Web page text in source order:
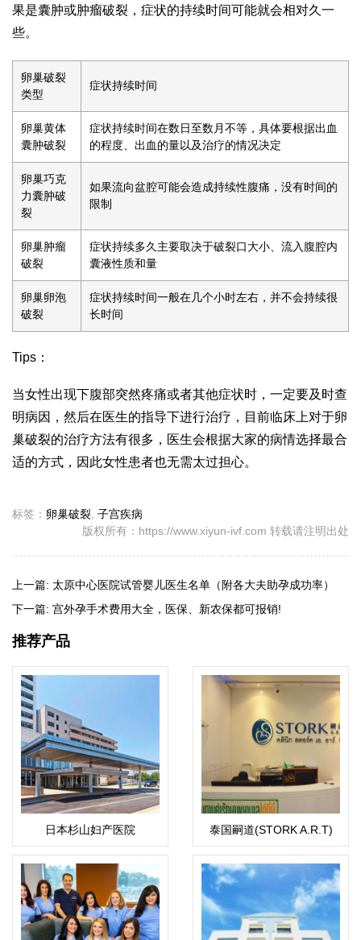
果是囊肿或肿瘤破裂，症状的持续时间可能就会相对久一
些。
卵巢破裂
类型
症状持续时间
卵巢黄体
囊肿破裂
症状持续时间在数日至数月不等，具体要根据出血
的程度、出血的量以及治疗的情况决定
卵巢巧克
力囊肿破
裂
如果流向盆腔可能会造成持续性腹痛，没有时间的
限制
卵巢肿瘤
破裂
症状持续多久主要取决于破裂口大小、流入腹腔内
囊液性质和量
卵巢卵泡
破裂
症状持续时间一般在几个小时左右，并不会持续很
长时间
Tips：
当女性出现下腹部突然疼痛或者其他症状时，一定要及时查
明病因，然后在医生的指导下进行治疗，目前临床上对于卵
巢破裂的治疗方法有很多，医生会根据大家的病情选择最合
适的方式，因此女性患者也无需太过担心。
标签： 卵巢破裂, 子宫疾病
版权所有：https://www.xiyun-ivf.com 转载请注明出处
上一篇: 太原中心医院试管婴儿医生名单（附各大夫助孕成功率）
下一篇: 宫外孕手术费用大全，医保、新农保都可报销!
推荐产品
日本杉山妇产医院 泰国嗣道(STORK A.R.T)